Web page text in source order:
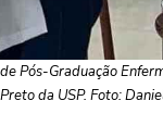
Pós-Graduação
Preto da USP. Foto: